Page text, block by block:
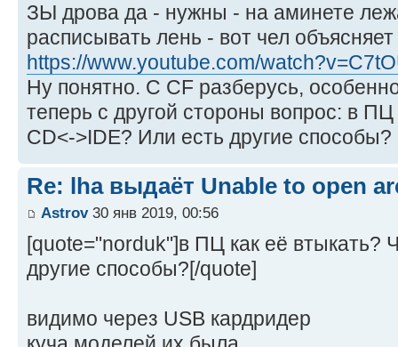
ЗЫ дрова да - нужны - на аминете
расписывать лень - вот чел объясняет
https://www.youtube.com/
Ну понятно. С CF разберусь,
теперь с другой стороны вопрос: в
CD<->IDE? Или есть другие способы?
Re: lha выдаёт Unable to open
Astrov30 янв 2019, 00:56
[quote="norduk"]в ПЦ как её втыкать?
другие способы?[/quote]
видимо через USB кардридер